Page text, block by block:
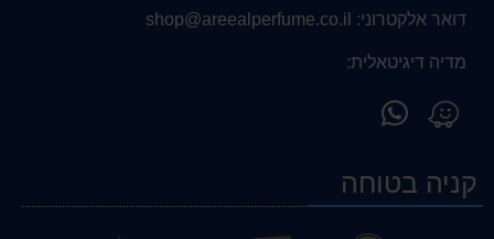
דואר אלקטרוני: shop@areealperfume.co.il
מדיה דיגיטאלית:
מצא
אותנו
Waze
WhatsAppקניה בטוחה